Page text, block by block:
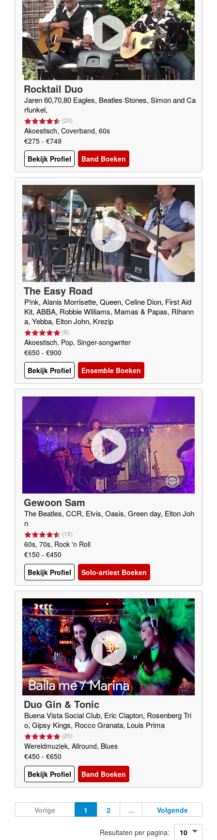
Rocktail Duo
Jaren 60,70,80 Eagles, Beatles Stones, Simon and Ca
rfunkel,
(20)
Akoestisch, Coverband, 60s
€275 - €749
Bekijk Profiel
Band Boeken
The Easy Road
P!nk, Alanis Morrisette, Queen, Celine Dion, First Aid
Kit, ABBA, Robbie Williams, Mamas & Papas, Rihann
a, Yebba, Elton John, Krezip
(8)
Akoestisch, Pop, Singer-songwriter
€650 - €900
Bekijk Profiel
Ensemble Boeken
Gewoon Sam
The Beatles, CCR, Elvis, Oasis, Green day, Elton Joh
n
(18)
60s, 70s, Rock 'n Roll
€150 - €450
Bekijk Profiel
Solo-artiest Boeken
Duo Gin & Tonic
Buena Vista Social Club, Eric Clapton, Rosenberg Tri
o, Gipsy Kings, Rocco Granata, Louis Prima
(20)
Wereldmuziek, Allround, Blues
€450 - €650
Bekijk Profiel
Band Boeken
Vorige 1 2 ... Volgende
Resultaten per pagina: